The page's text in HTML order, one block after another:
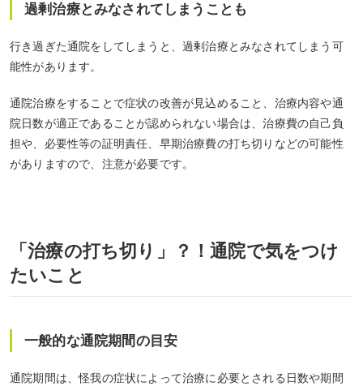
過剰治療とみなされてしまうことも
行き過ぎた通院をしてしまうと、過剰治療とみなされてしまう可
能性があります。
通院治療をすることで症状の改善が見込めること、治療内容や通
院日数が適正であることが認められない場合は、治療費の自己負
担や、必要性等の証明責任、早期治療費の打ち切りなどの可能性
がありますので、注意が必要です。
「治療の打ち切り」？！通院で気をつけ
たいこと
一般的な通院期間の目安
通院期間は、怪我の症状によって治療に必要とされる日数や期間